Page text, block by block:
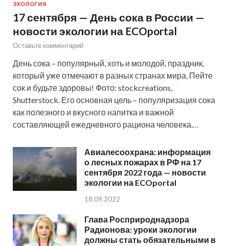
ЭКОЛОГИЯ
17 сентября — День сока в России —
новости экологии на ECOportal
Оставьте комментарий
День сока – популярный, хоть и молодой, праздник,
который уже отмечают в разных странах мира. Пейте
сок и будьте здоровы! Фото: stockcreations,
Shutterstock. Его основная цель – популяризация сока
как полезного и вкусного напитка и важной
составляющей ежедневного рациона человека.…
Авиалесоохрана: информация
о лесных пожарах в РФ на 17
сентября 2022 года — новости
экологии на ECOportal
18.09.2022
Глава Росприроднадзора
Радионова: уроки экологии
должны стать обязательными в